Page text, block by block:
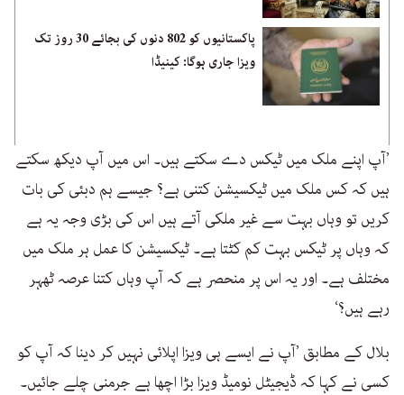
پاکستانیوں کو 802 دنوں کی بجائے 30 روز تک
ویزا جاری ہوگا: کینیڈا
’آپ اپنے ملک میں ٹیکس دے سکتے ہیں۔ اس میں آپ دیکھ سکتے
ہیں کہ کس ملک میں ٹیکسیشن کتنی ہے؟ جیسے ہم دبئی کی بات
کریں تو وہاں بہت سے غیر ملکی آتے ہیں اس کی بڑی وجہ یہ ہے
کہ وہاں پر ٹیکس بہت کم کٹتا ہے۔ ٹیکسیشن کا عمل ہر ملک میں
مختلف ہے۔ اور یہ اس پر منحصر ہے کہ آپ وہاں کتنا عرصہ ٹھہر
رہے ہیں؟‘
بلال کے مطابق ’آپ نے ایسے ہی ویزا اپلائی نہیں کر دینا کہ آپ کو
کسی نے کہا کہ ڈیجیٹل نومیڈ ویزا بڑا اچھا ہے جرمنی چلے جائیں۔